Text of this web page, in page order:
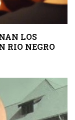
LOS
RIO NEGRO